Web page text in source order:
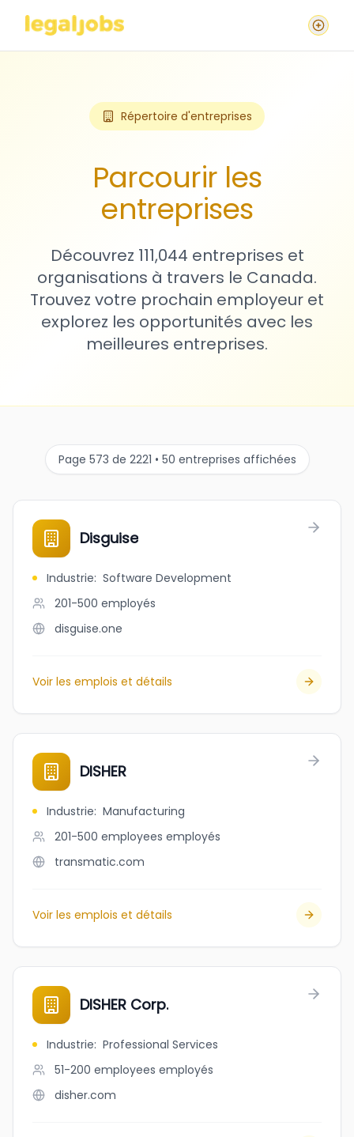
Répertoire d'entreprises
Parcourir les
entreprises
Découvrez 111,044 entreprises et
organisations à travers le Canada.
Trouvez votre prochain employeur et
explorez les opportunités avec les
meilleures entreprises.
Page 573 de 2221 • 50 entreprises affichées
Disguise
Industrie: Software Development
201-500 employés
disguise.one
Voir les emplois et détails
DISHER
Industrie: Manufacturing
201-500 employees employés
transmatic.com
Voir les emplois et détails
DISHER Corp.
Industrie: Professional Services
51-200 employees employés
disher.com